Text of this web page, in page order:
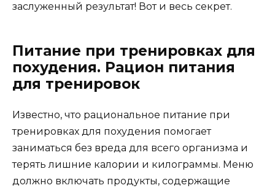
заслуженный результат! Вот и весь секрет.
Питание при тренировках для
похудения. Рацион питания
для тренировок
Известно, что рациональное питание при
тренировках для похудения помогает
заниматься без вреда для всего организма и
терять лишние калории и килограммы. Меню
должно включать продукты, содержащие